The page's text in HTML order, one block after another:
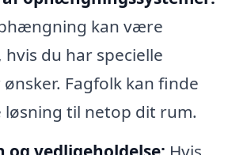
kan være
du har specielle
Fagfolk kan finde
løsning til netop dit rum.